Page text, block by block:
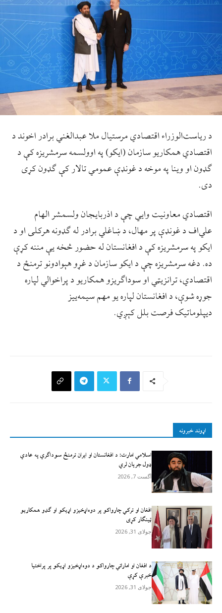
د ریاست‌الوزراء اقتصادي مرستیال ملا عبدالغني برادر اخوند د
اقتصادي همکاریو سازمان (ایکو) په اوولسمه سرمشریزه کې د
ګډون او وینا په موخه د غونډې عمومي تالار کې ګډون کړی
دی.
اقتصادي معاونيت وايي چې د اذربایجان ولسمشر الهام
علي‌اف د غونډې پر مهال، د ښاغلي برادر له ګډونه هرکلی او د
ايکو په سرمشريزه کې د افغانستان له حضور څخه یې مننه کړې
ده. دغه سرمشریزه چې د ایکو سازمان د غړو هېوادونو ترمنځ د
اقتصادي، ترانزیټي او سوداګریزو همکاریو د پراخوالي لپاره
جوړه شوې، د افغانستان لپاره یو مهم سیمه‌ییز
دیپلوماتیک فرصت بلل کېږي.
اړوند خبرونه
اسلامي امارت: د افغانستان او ایران ترمنځ سوداګري په عادي
ډول جریان لري
آگست 7, 2026
افغان او ترکي چارواکو پر دوه‌اړخیزو اړيکو او ګډو همکاريو
ټينګار کړی
جولای 31, 2026
د افغان او اماراتي چارواکو د دوه‌اړخیزو اړیکو پر پراختیا
خبرې کړې
جولای 31, 2026